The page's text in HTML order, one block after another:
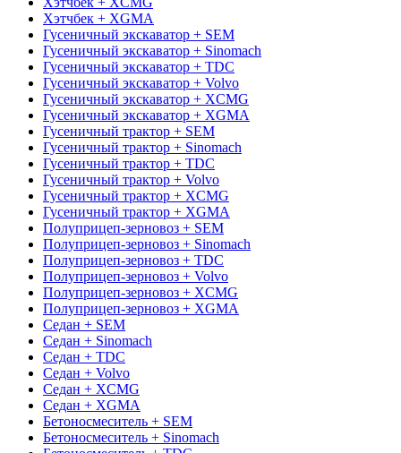
Хэтчбек + XGMA
Гусеничный экскаватор + SEM
Гусеничный экскаватор + Sinomach
Гусеничный экскаватор + TDC
Гусеничный экскаватор + Volvo
Гусеничный экскаватор + XCMG
Гусеничный экскаватор + XGMA
Гусеничный трактор + SEM
Гусеничный трактор + Sinomach
Гусеничный трактор + TDC
Гусеничный трактор + Volvo
Гусеничный трактор + XCMG
Гусеничный трактор + XGMA
Полуприцеп-зерновоз + SEM
Полуприцеп-зерновоз + Sinomach
Полуприцеп-зерновоз + TDC
Полуприцеп-зерновоз + Volvo
Полуприцеп-зерновоз + XCMG
Полуприцеп-зерновоз + XGMA
Седан + SEM
Седан + Sinomach
Седан + TDC
Седан + Volvo
Седан + XCMG
Седан + XGMA
Бетоносмеситель + SEM
Бетоносмеситель + Sinomach